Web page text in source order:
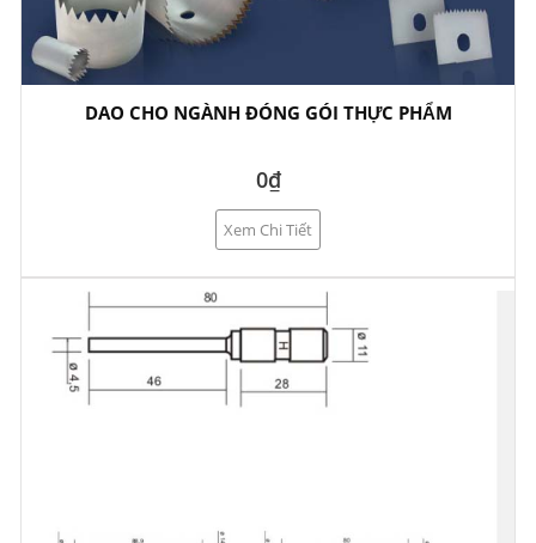
DAO CHO NGÀNH ĐÓNG GÓI THỰC PHẨM
0₫
Xem Chi Tiết